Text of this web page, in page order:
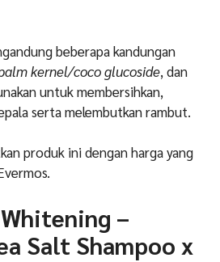
beberapa kandungan
kernel/coco glucoside, dan
untuk membersihkan,
serta melembutkan rambut.
produk ini dengan harga yang
–
Salt Shampoo x